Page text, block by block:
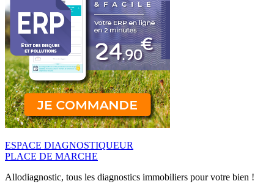
ESPACE DIAGNOSTIQUEUR
PLACE DE MARCHE
Allodiagnostic, tous les diagnostics immobiliers pour votre bien !